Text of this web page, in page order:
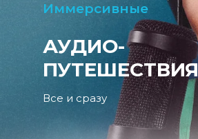
Все и сразу
Иммерсивные
АУДИО-
ПУТЕШЕСТВИЯ